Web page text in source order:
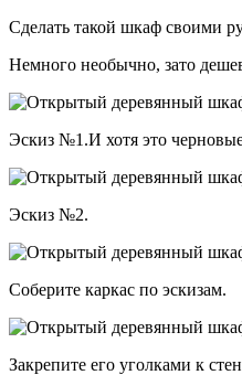
Сделать такой шкаф своими
Немного необычно, зато
Эскиз №1.И хотя это
Эскиз №2.
Соберите каркас по эскизам.
Закрепите его уголками к